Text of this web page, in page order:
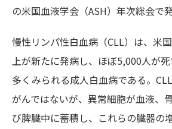
の米国血液学会（ASH）年次総会で
慢性リンパ性白血病（CLL）は、米
上が新たに発病し、ほぼ5,000人が
多くみられる成人白血病である。
がんではないが、異常細胞が血液、
び脾臓中に蓄積し、これらの臓器の